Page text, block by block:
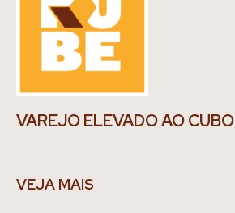
VAREJO ELEVADO AO CUBO
VEJA MAIS